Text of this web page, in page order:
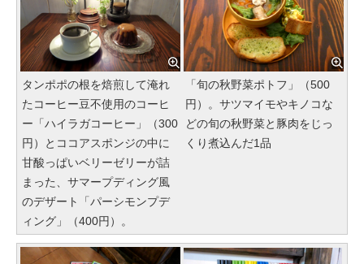
タンポポの根を焙煎して淹れ
たコーヒー豆不使用のコーヒ
ー「ハイラガコーヒー」（300
円）とココアスポンジの中に
甘酸っぱいベリーゼリーが詰
まった、サマープディング風
のデザート「パーシモンプデ
ィング」（400円）。
「旬の秋野菜ポトフ」（500
円）。サツマイモやキノコな
どの旬の秋野菜と豚肉をじっ
くり煮込んだ1品